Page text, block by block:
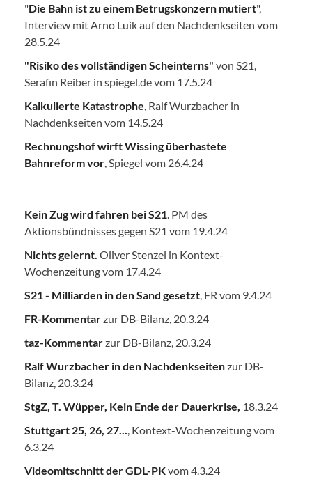
"Die Bahn ist zu einem Betrugskonzern mutiert",
Interview mit Arno Luik auf den Nachdenkseiten vom
28.5.24
"Risiko des vollständigen Scheinterns" von S21,
Serafin Reiber in spiegel.de vom 17.5.24
Kalkulierte Katastrophe , Ralf Wurzbacher in
Nachdenkseiten vom 14.5.24
Rechnungshof wirft Wissing überhastete
Bahnreform vor , Spiegel vom 26.4.24
Kein Zug wird fahren bei S21 . PM des
Aktionsbündnisses gegen S21 vom 19.4.24
Nichts gelernt. Oliver Stenzel in Kontext-
Wochenzeitung vom 17.4.24
S21 - Milliarden in den Sand gesetzt , FR vom 9.4.24
FR-Kommentarzur DB-Bilanz, 20.3.24
taz-Kommentarzur DB-Bilanz, 20.3.24
Ralf Wurzbacher in den Nachdenkseitenzur DB-
Bilanz, 20.3.24
StgZ, T. Wüpper, Kein Ende der Dauerkrise, 18.3.24
Stuttgart 25, 26, 27...
, Kontext-Wochenzeitung vom
6.3.24
Videomitschnitt der GDL-PKvom 4.3.24